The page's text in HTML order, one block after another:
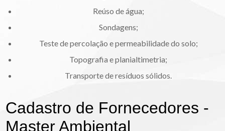
Reúso de água;
Sondagens;
Teste de percolação e permeabilidade do solo;
Topografia e planialtimetria;
Transporte de resíduos sólidos.